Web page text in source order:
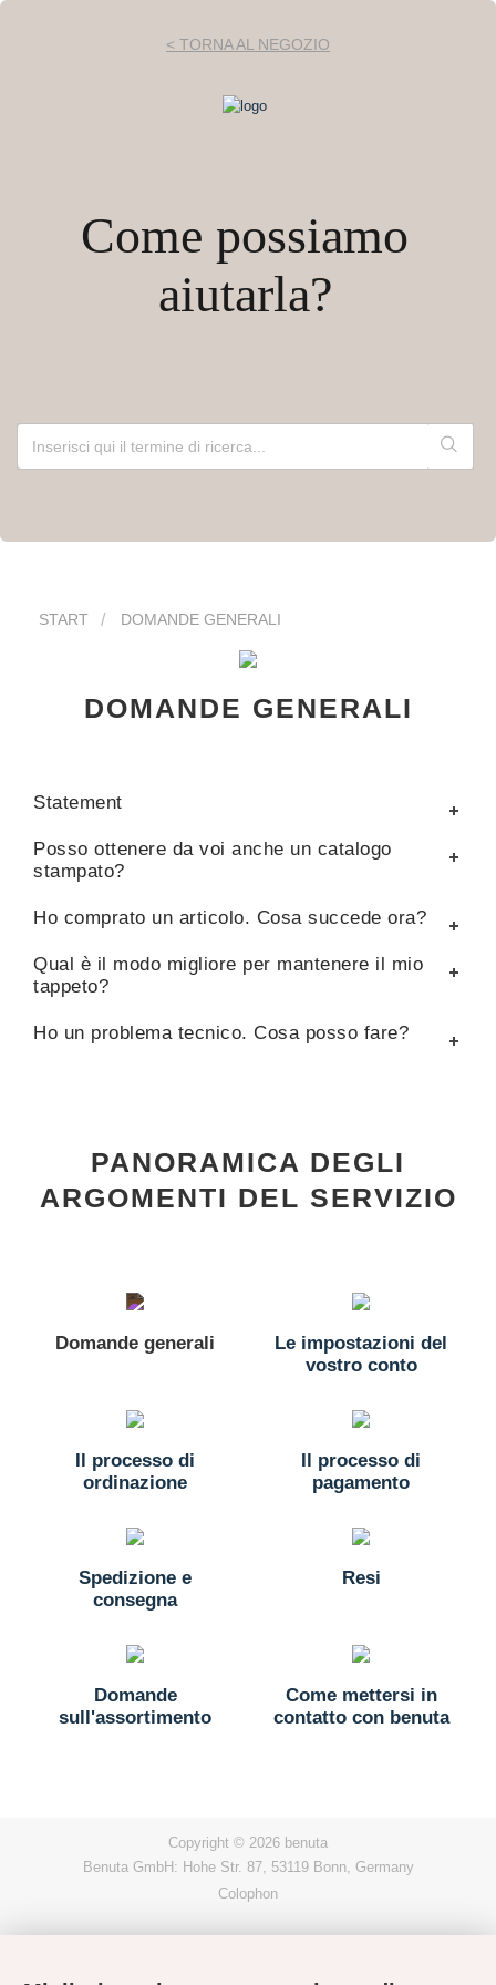
< TORNA AL NEGOZIO
Come possiamo
aiutarla?
START DOMANDE GENERALI
DOMANDE GENERALI
Statement
Posso ottenere da voi anche un catalogo
stampato?
Ho comprato un articolo. Cosa succede ora?
Qual è il modo migliore per mantenere il mio
tappeto?
Ho un problema tecnico. Cosa posso fare?
PANORAMICA DEGLI
ARGOMENTI DEL SERVIZIO
Domande generali
Le impostazioni del
vostro conto
Il processo di
ordinazione
Il processo di
pagamento
Spedizione e
consegna
Resi
Domande
sull'assortimento
Come mettersi in
contatto con benuta
Copyright © 2026 benuta
Benuta GmbH: Hohe Str. 87, 53119 Bonn, Germany
Colophon